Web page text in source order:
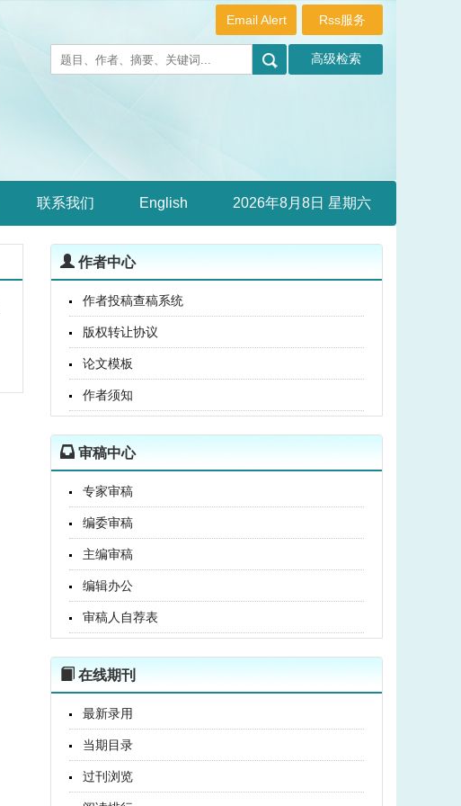
Rss服务
Email Alert
联系我们 English 2026年8月8日 星期六
作者中心
作者投稿查稿系统
版权转让协议
论文模板
作者须知
审稿中心
专家审稿
编委审稿
主编审稿
编辑办公
审稿人自荐表
在线期刊
最新录用
当期目录
过刊浏览